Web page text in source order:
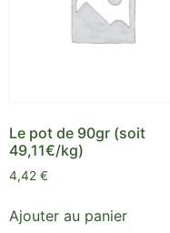
Le pot de 90gr (soit
49,11€/kg)
4,42 €
Ajouter au panier